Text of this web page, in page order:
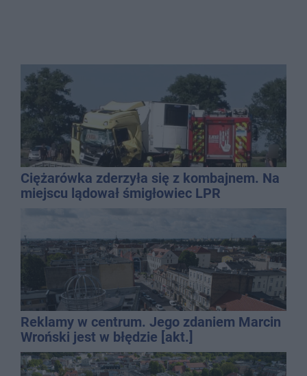
Ciężarówka zderzyła się z kombajnem. Na
miejscu lądował śmigłowiec LPR
Reklamy w centrum. Jego zdaniem Marcin
Wroński jest w błędzie [akt.]